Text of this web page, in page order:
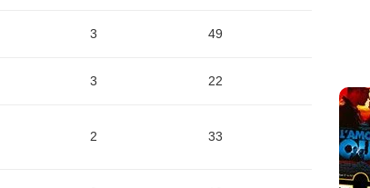
3 49
3 22
2 33